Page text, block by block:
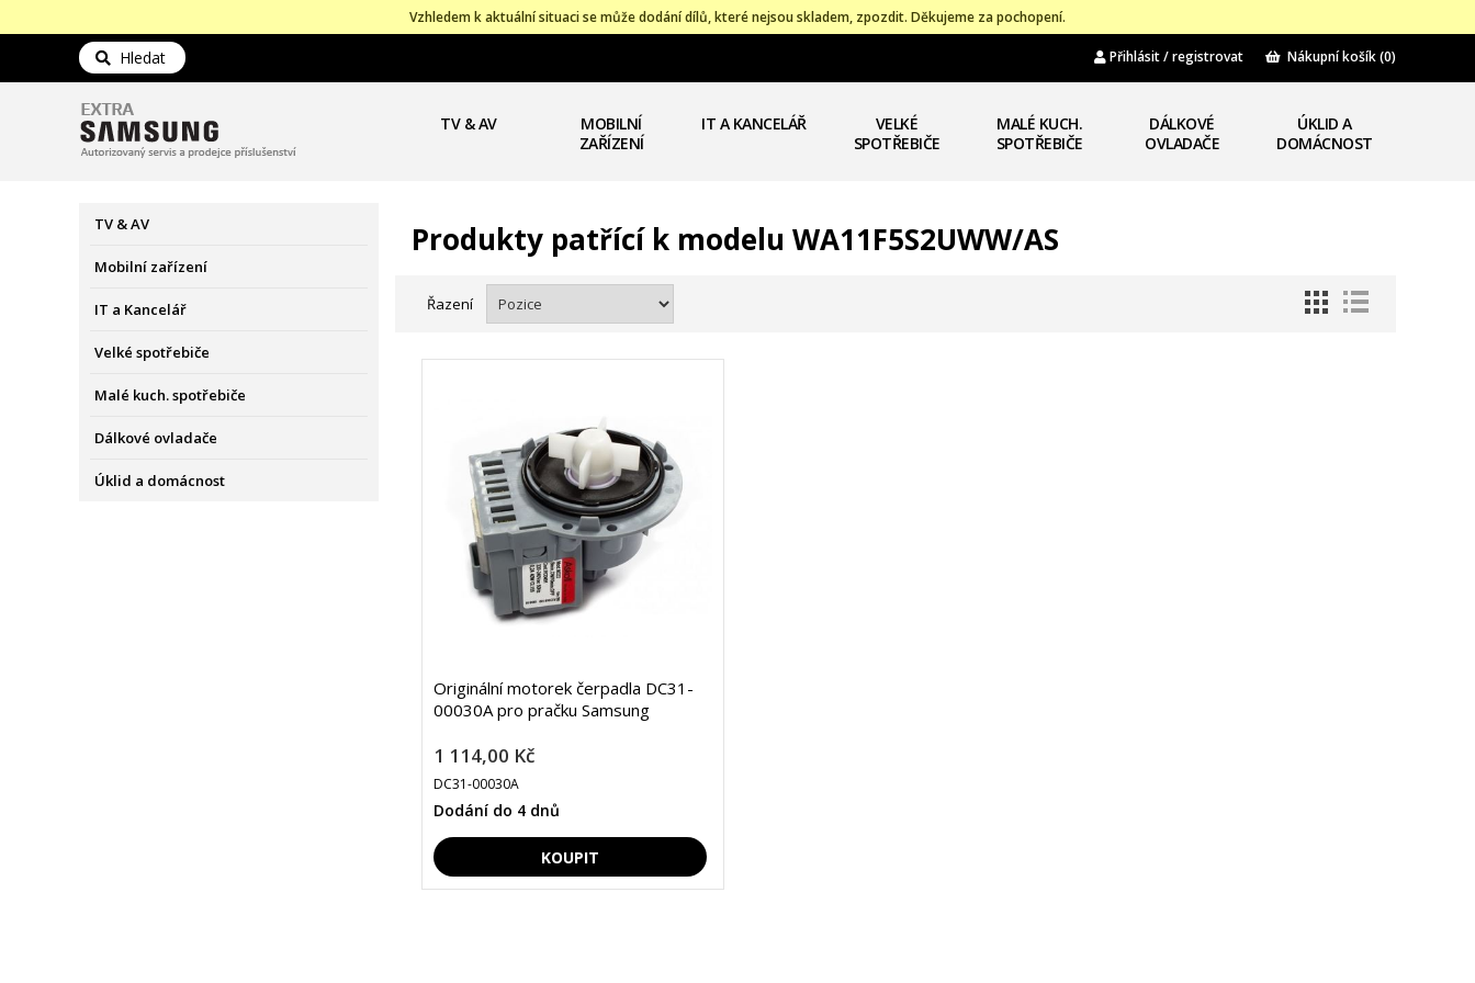
Vzhledem k aktuální situaci se může dodání dílů, které nejsou skladem, zpozdit. Děkujeme za pochopení.
Hledat Přihlásit / registrovat Nákupní košík(0)
TV & AV
MOBILNÍ
ZAŘÍZENÍ
IT A KANCELÁŘ
VELKÉ
SPOTŘEBIČE
MALÉ KUCH.
SPOTŘEBIČE
DÁLKOVÉ
OVLADAČE
ÚKLID A
DOMÁCNOST
TV & AV
Mobilní zařízení
IT a Kancelář
Velké spotřebiče
Malé kuch. spotřebiče
Dálkové ovladače
Úklid a domácnost
Produkty patřící k modelu WA11F5S2UWW/AS
Řazení
Originální motorek čerpadla DC31-
00030A pro pračku Samsung
1 114,00 Kč
DC31-00030A
Dodání do 4 dnů